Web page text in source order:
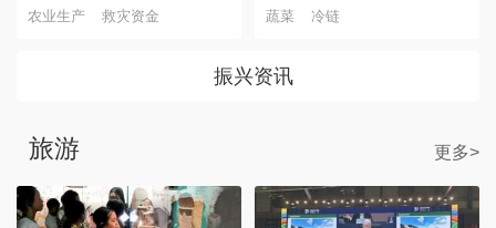
农业生产 救灾资金 蔬菜 冷链
振兴资讯
旅游 更多>